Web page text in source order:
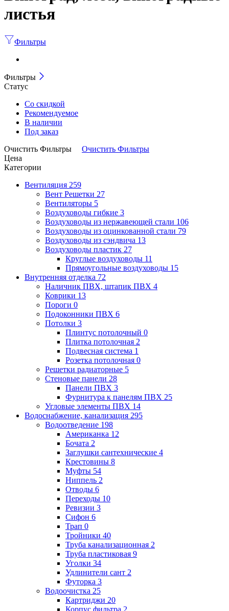
листья
Фильтры
Фильтры
Статус
Со скидкой
Рекомендуемое
В наличии
Под заказ
Очистить Фильтры
Очистить Фильтры
Цена
Категории
Вентиляция 259
Вент Решетки 27
Вентиляторы 5
Воздуховоды гибкие 3
Воздуховоды из нержавеющей стали 106
Воздуховоды из оцинкованной стали 79
Воздуховоды из сэндвича 13
Воздуховоды пластик 27
Круглые воздуховоды 11
Прямоугольные воздуховоды 15
Внутренняя отделка 72
Наличник ПВХ, штапик ПВХ 4
Коврики 13
Пороги 0
Подоконники ПВХ 6
Потолки 3
Плинтус потолочный 0
Плитка потолочная 2
Подвесная система 1
Розетка потолочная 0
Решетки радиаторные 5
Стеновые панели 28
Панели ПВХ 3
Фурнитура к панелям ПВХ 25
Угловые элементы ПВХ 14
Водоснабжение, канализация 295
Водоотведение 198
Американка 12
Бочата 2
Заглушки сантехнические 4
Крестовины 8
Муфты 54
Ниппель 2
Отводы 6
Переходы 10
Ревизии 3
Сифон 6
Трап 0
Тройники 40
Труба канализационная 2
Труба пластиковая 9
Уголки 34
Удлинители сант 2
Футорка 3
Водоочистка 25
Картриджи 20